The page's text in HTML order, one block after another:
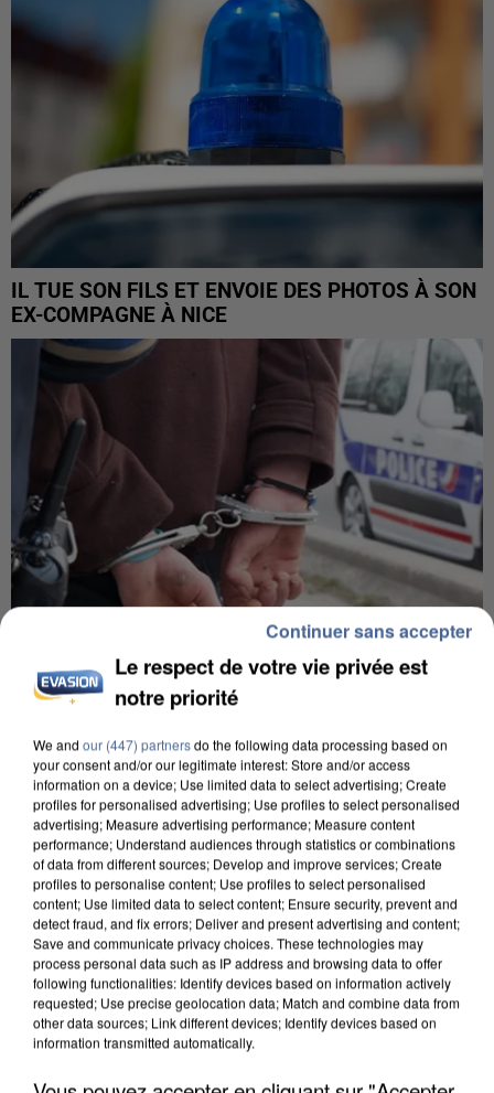
IL TUE SON FILS ET ENVOIE DES PHOTOS À SON
EX-COMPAGNE À NICE
L’UN DES FONDATEURS SUPPOSÉS DE LA DZ
MAFIA INTERPELLÉ EN ALGÉRIE
Le respect de votre vie privée est
notre priorité
We and our (447) partnersdo the following data processing based on
your consent and/or our legitimate interest: Store and/or access
information on a device; Use limited data to select advertising; Create
profiles for personalised advertising; Use profiles to select personalised
advertising; Measure advertising performance; Measure content
performance; Understand audiences through statistics or combinations
of data from different sources; Develop and improve services; Create
profiles to personalise content; Use profiles to select personalised
content; Use limited data to select content; Ensure security, prevent and
detect fraud, and fix errors; Deliver and present advertising and content;
Save and communicate privacy choices. These technologies may
process personal data such as IP address and browsing data to offer
following functionalities: Identify devices based on information actively
requested; Use precise geolocation data; Match and combine data from
other data sources; Link different devices; Identify devices based on
information transmitted automatically.
Continuer sans accepter